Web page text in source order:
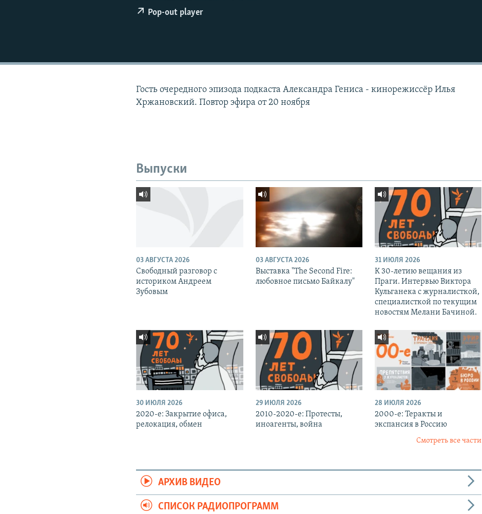
Pop-out player
Гость очередного эпизода подкаста Александра Гениса - кинорежиссёр Илья
Хржановский. Повтор эфира от 20 ноября
Выпуски
03 АВГУСТА 2026
Свободный разговор с
историком Андреем
Зубовым
03 АВГУСТА 2026
Выставка "The Second Fire:
любовное письмо Байкалу"
31 ИЮЛЯ 2026
К 30-летию вещания из
Праги. Интервью Виктора
Кульганека с журналисткой,
специалисткой по текущим
новостям Мелани Бачиной.
30 ИЮЛЯ 2026
2020-е: Закрытие офиса,
релокация, обмен
29 ИЮЛЯ 2026
2010-2020-е: Протесты,
иноагенты, война
28 ИЮЛЯ 2026
2000-е: Теракты и
экспансия в Россию
Смотреть все части
АРХИВ ВИДЕО
СПИСОК РАДИОПРОГРАММ